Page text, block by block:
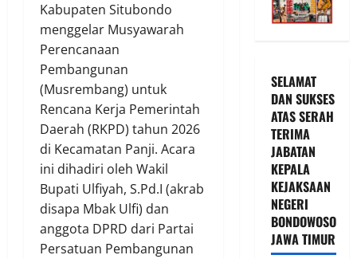
Kabupaten Situbondo
menggelar Musyawarah
Perencanaan
Pembangunan
(Musrembang) untuk
Rencana Kerja Pemerintah
Daerah (RKPD) tahun 2026
di Kecamatan Panji. Acara
ini dihadiri oleh Wakil
Bupati Ulfiyah, S.Pd.I (akrab
disapa Mbak Ulfi) dan
anggota DPRD dari Partai
Persatuan Pembangunan
SELAMAT
DAN SUKSES
ATAS SERAH
TERIMA
JABATAN
KEPALA
KEJAKSAAN
NEGERI
BONDOWOSO
JAWA TIMUR